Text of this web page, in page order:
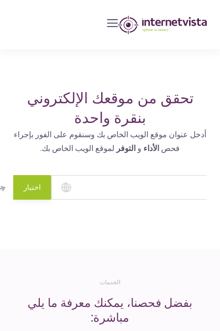
مراقبة
مواقع
الويب
الإنترنت
التشغيل
تحقق من موقعك الإلكتروني
بنقرة واحدة
أدخل عنوان موقع الويب الخاص بك وسنقوم على الفور بإجراء
فحصالأداءو التوفرلموقع الويب الخاص بك.
اختبار
الخدمات
بفضل فحصنا، يمكنك معرفة ما يلي
مباشرة: